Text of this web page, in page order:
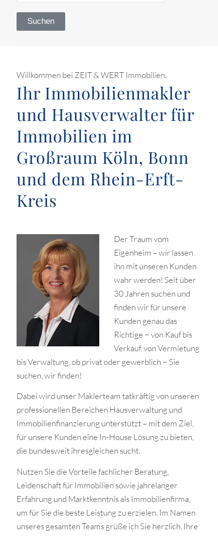
Willkommen bei ZEIT & WERT Immobilien.
Ihr Immobilienmakler
und Hausverwalter für
Immobilien im
Großraum Köln, Bonn
und dem Rhein-Erft-
Kreis
Der Traum vom
Eigenheim – wir lassen
ihn mit unseren Kunden
wahr werden! Seit über
30 Jahren suchen und
finden wir für unsere
Kunden genau das
Richtige − von Kauf bis
Verkauf, von Vermietung
bis Verwaltung, ob privat oder gewerblich − Sie
suchen, wir finden!
Dabei wird unser Maklerteam tatkräftig von unseren
professionellen Bereichen Hausverwaltung und
Immobilienfinanzierung unterstützt – mit dem Ziel,
für unsere Kunden eine In-House Lösung zu bieten,
die bundesweit ihresgleichen sucht.
Nutzen Sie die Vorteile fachlicher Beratung,
Leidenschaft für Immobilien sowie jahrelanger
Erfahrung und Marktkenntnis als Immobilienfirma,
um für Sie die beste Leistung zu erzielen. Im Namen
unseres gesamten Teams grüße ich Sie herzlich, Ihre